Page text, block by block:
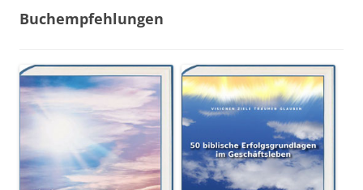
Buchempfehlungen